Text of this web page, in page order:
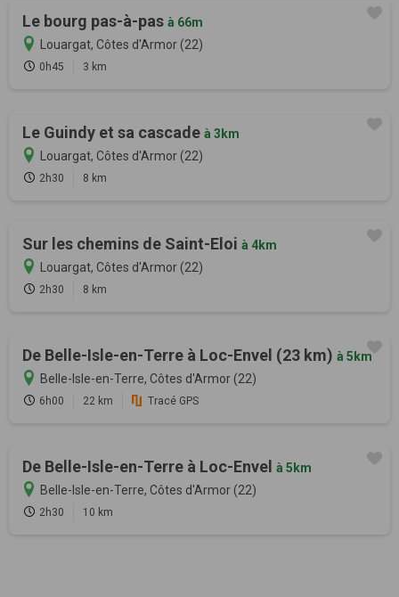
Le bourg pas-à-pas à 66m
Louargat, Côtes d'Armor (22)
0h45 3 km
Le Guindy et sa cascade à 3km
Louargat, Côtes d'Armor (22)
2h30 8 km
Sur les chemins de Saint-Eloi à 4km
Louargat, Côtes d'Armor (22)
2h30 8 km
De Belle-Isle-en-Terre à Loc-Envel (23 km) à 5km
Belle-Isle-en-Terre, Côtes d'Armor (22)
6h00 22 km Tracé GPS
De Belle-Isle-en-Terre à Loc-Envel à 5km
Belle-Isle-en-Terre, Côtes d'Armor (22)
2h30 10 km